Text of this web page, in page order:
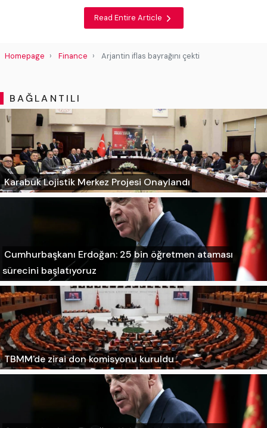
Read Entire Article
Homepage Finance Arjantin iflas bayrağını çekti
BAĞLANTILI
Karabük Lojistik Merkez Projesi Onaylandı
Cumhurbaşkanı Erdoğan: 25 bin öğretmen ataması
sürecini başlatıyoruz
TBMM'de zirai don komisyonu kuruldu